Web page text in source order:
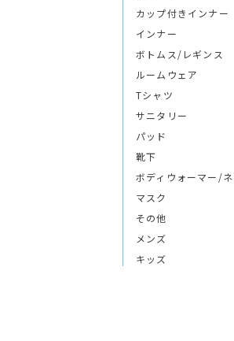
カップ付きインナー
インナー
ボトムス/レギンス
ルームウェア
Tシャツ
サニタリー
パッド
靴下
ボディウォーマー/
マスク
その他
メンズ
キッズ